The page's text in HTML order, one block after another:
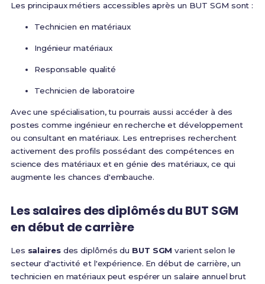
Les principaux métiers accessibles après un BUT SGM sont :
Technicien en matériaux
Ingénieur matériaux
Responsable qualité
Technicien de laboratoire
Avec une spécialisation, tu pourrais aussi accéder à des
postes comme ingénieur en recherche et développement
ou consultant en matériaux. Les entreprises recherchent
activement des profils possédant des compétences en
science des matériaux et en génie des matériaux, ce qui
augmente les chances d'embauche.
Les salaires des diplômés du BUT SGM
en début de carrière
Les salairesdes diplômés du BUT SGM varient selon le
secteur d'activité et l'expérience. En début de carrière, un
technicien en matériaux peut espérer un salaire annuel brut